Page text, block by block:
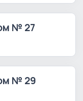
№ 27
№ 29